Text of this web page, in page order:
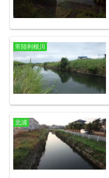
常陸利根川
北浦